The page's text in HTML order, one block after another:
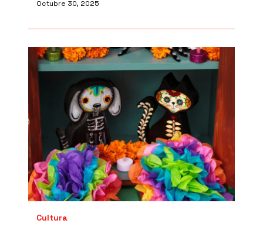
Octubre 30, 2025
Cultura